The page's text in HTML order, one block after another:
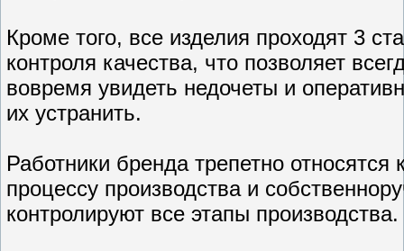
Кроме того, все изделия проходят 3
контроля качества, что позволяет
вовремя увидеть недочеты и
их устранить.
Работники бренда трепетно относятся
процессу производства и
контролируют все этапы производства.